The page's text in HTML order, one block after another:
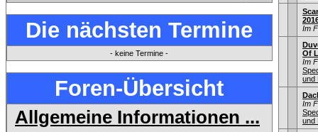
Die nächsten Termine
- keine Termine -
Foren-Übersicht
Allgemeine Informationen ...
Im
Of
Im
und
Im
und